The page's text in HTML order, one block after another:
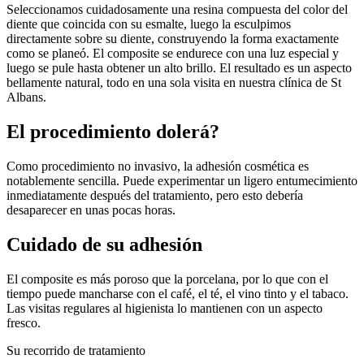
Seleccionamos cuidadosamente una resina compuesta del color del
diente que coincida con su esmalte, luego la esculpimos
directamente sobre su diente, construyendo la forma exactamente
como se planeó. El composite se endurece con una luz especial y
luego se pule hasta obtener un alto brillo. El resultado es un aspecto
bellamente natural, todo en una sola visita en nuestra clínica de St
Albans.
El procedimiento dolerá?
Como procedimiento no invasivo, la adhesión cosmética es
notablemente sencilla. Puede experimentar un ligero entumecimiento
inmediatamente después del tratamiento, pero esto debería
desaparecer en unas pocas horas.
Cuidado de su adhesión
El composite es más poroso que la porcelana, por lo que con el
tiempo puede mancharse con el café, el té, el vino tinto y el tabaco.
Las visitas regulares al higienista lo mantienen con un aspecto
fresco.
Su recorrido de tratamiento